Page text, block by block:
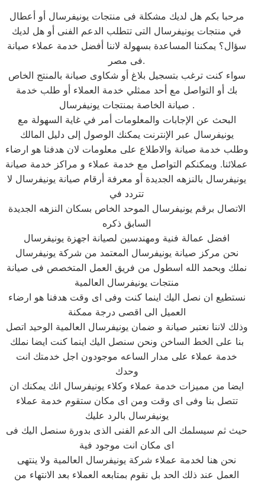
مرحبا بكم هل لديك مشكلة فى منتجات يونيفرسال أو أعطال
في منتجات يونيفرسال التى تتطلب الدعم الفنى أو هل لديك
سؤال؟ يمكننا المساعدة بسهولة لاننا أفضل خدمة عملاء صيانة
فى مصر.
سواء كنت ترغب بتسجيل بلاغ أو شكاوى صيانة بالمنتج الخاص
بك أو التواصل مع أحد ممثلي خدمة العملاء أو طلب خدمة
صيانة الخاصة بمنتجات يونيفرسال .
البحث عن الإجابات والمعلومات أمر في غاية السهولة مع
يونيفرسال عبر الإنترنت يمكنك الوصول إلى دليل المالك
وطلب خدمة صيانة والاطلاع على معلومات لان هدفنا هو ارضاء
عملائنا. ويمكنكم التواصل مع خدمة عملاء و مراكز خدمة صيانة
يونيفرسال بالنزهه الجديدة أو معرفة أرقام صيانة يونيفرسال لا
تتردد في
الاتصال برقم يونيفرسال الموحد الخاص بسكان النزهه الجديدة
السابق ذكره
افضل عمالة فنية ومهندسين لصيانة اجهزة يونيفرسال
نحن مركز صيانة يونيفرسال المعتمد من شركة يونيفرسال
نملك وبحمد الله اسطول من فريق العمل المتخصص فى صيانة
منتجات يونيفرسال العالمية
نستطيع ان نصل اليك اينما كنت وفى اى وقت هدفنا هو ارضاء
العميل الى اقصى درجة ممكنة
وذلك لاننا نعتبر صيانة و ضمان يونيفرسال العالمية الوحيد اتصل
بنا على الخط الساخن ونحن سنصل اليك اينما كنت ايضا نملك
خدمة عملاء على مدار الساعه موجودون اجل خدمتك انت
وحدك
ايضا من مميزات خدمة عملاء وكلاء يونيفرسال انك يمكنك ان
تتصل بنا وفى اى وقت ومن اى مكان ستقوم خدمة عملاء
يونيفرسال بالرد عليك
حيث ثم سيسلمك الى الدعم الفنى الذى بدورة سنصل اليك فى
اى مكان انت موجود فية
نحن هنا لخدمة عملاء شركة يونيفرسال العالمية ولا ينتهى
العمل عند ذلك الحد بل نقوم بمتابعه العملاء بعد الانتهاء من